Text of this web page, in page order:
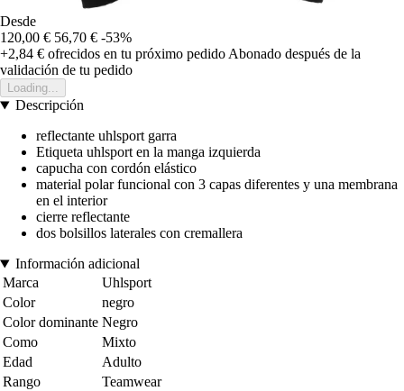
Desde
120,00 € 56,70 € -53%
+2,84 € ofrecidos en tu próximo pedido Abonado después de la
validación de tu pedido
Loading...
Descripción
reflectante uhlsport garra
Etiqueta uhlsport en la manga izquierda
capucha con cordón elástico
material polar funcional con 3 capas diferentes y una membrana
en el interior
cierre reflectante
dos bolsillos laterales con cremallera
Información adicional
Marca
Uhlsport
Color
negro
Color dominante Negro
Como
Mixto
Edad
Adulto
Rango
Teamwear